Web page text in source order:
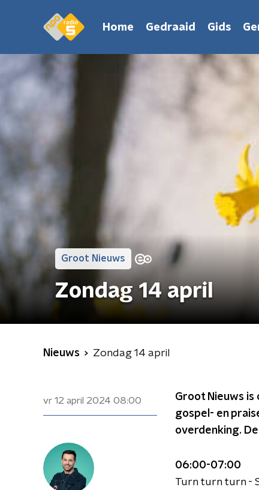
Home Gedraaid Gids
Groot Nieuws
Zondag 14 april
Nieuws Zondag 14 april
vr 12 april 2024 08:00
Groot Nieuws is
gospel- en
overdenking.
06:00-07:00
Turn turn turn -